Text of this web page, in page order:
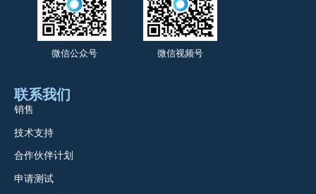
微信公众号 微信视频号
联系我们
销售
技术支持
合作伙伴计划
申请测试